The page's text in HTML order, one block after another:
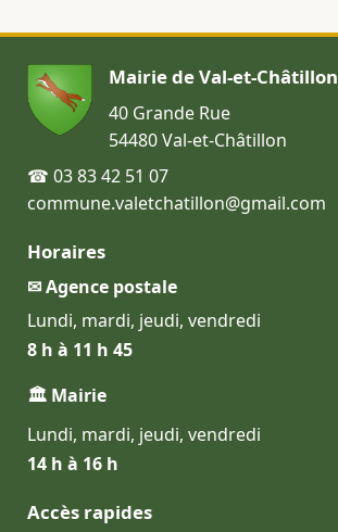
Mairie de Val-et-Châtillon
40 Grande Rue
54480 Val-et-Châtillon
☎ 03 83 42 51 07
commune.valetchatillon@gmail.com
Horaires
✉ Agence postale
Lundi, mardi, jeudi, vendredi
8 h à 11 h 45
🏛 Mairie
Lundi, mardi, jeudi, vendredi
14 h à 16 h
Accès rapides